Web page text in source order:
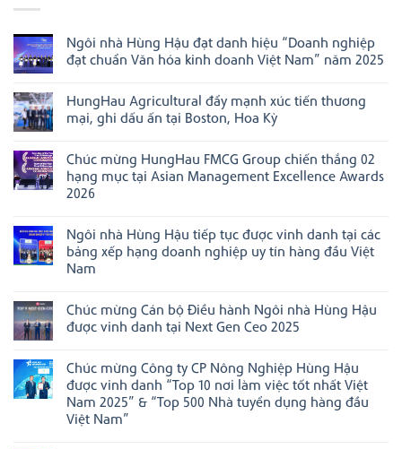
Ngôi nhà Hùng Hậu đạt danh hiệu “Doanh nghiệp
đạt chuẩn Văn hóa kinh doanh Việt Nam” năm 2025
bình
luận
ở
Hùng
Hậu
đạt
danh
nghiệp
đạt
chuẩn
Văn
hóa
Việt
Nam”
năm
HungHau Agricultural đẩy mạnh xúc tiến thương
mại, ghi dấu ấn tại Boston, Hoa Kỳ
bình
luận
ở
HungHau
mạnh
xúc
tiến
thương
mại,
ấn
tại
Boston,
Chúc mừng HungHau FMCG Group chiến thắng 02
hạng mục tại Asian Management Excellence Awards
2026
bình
luận
ở
Chúc
FMCG
Group
chiến
hạng
mục
tại
Asian
Management
Excellence
Ngôi nhà Hùng Hậu tiếp tục được vinh danh tại các
bảng xếp hạng doanh nghiệp uy tín hàng đầu Việt
Nam
bình
luận
ở
Hùng
Hậu
tiếp
tục
được
vinh
Chúc mừng Cán bộ Điều hành Ngôi nhà Hùng Hậu
được vinh danh tại Next Gen Ceo 2025
bình
luận
ở
Chúc
mừng
Cán
Chúc mừng Công ty CP Nông Nghiệp Hùng Hậu
được vinh danh “Top 10 nơi làm việc tốt nhất Việt
Nam 2025” & “Top 500 Nhà tuyển dụng hàng đầu
Việt Nam”